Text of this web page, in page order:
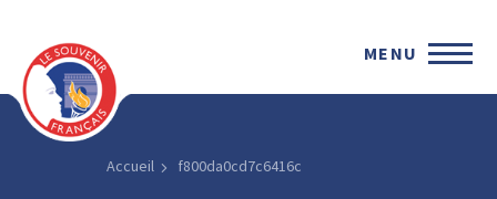
MENU
Accueil f800da0cd7c6416c